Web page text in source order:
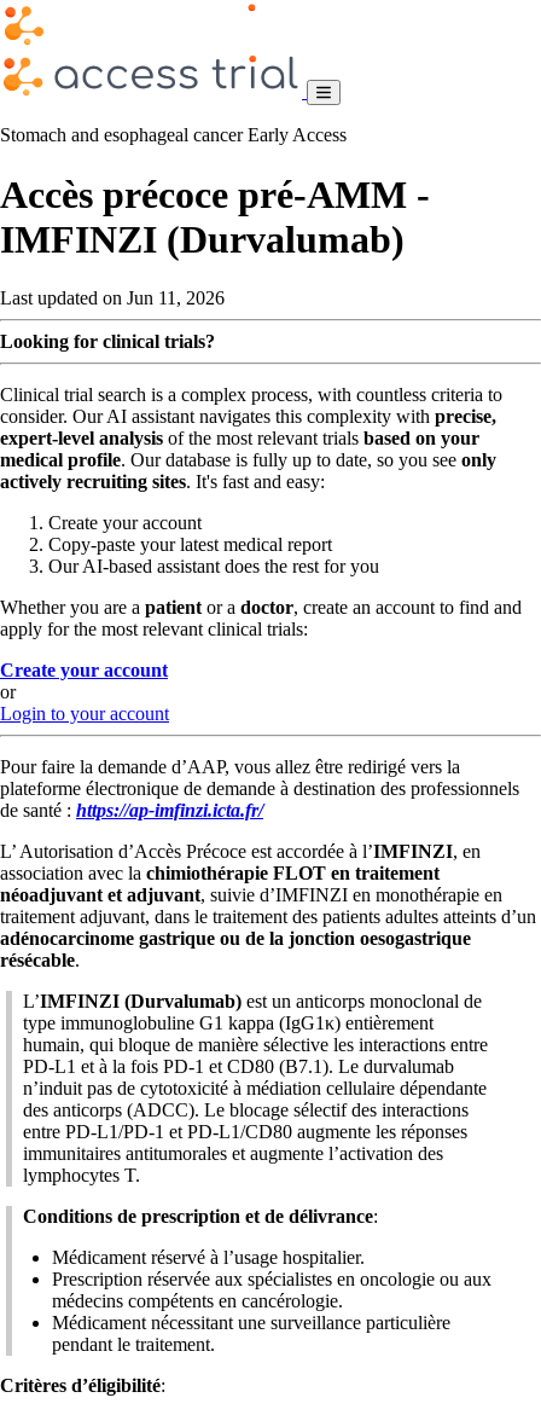
Stomach and esophageal cancerEarly Access
Accès précoce pré-AMM -
IMFINZI (Durvalumab)
Last updated on Jun 11, 2026
Looking for clinical trials?
Clinical trial search is a complex process, with countless criteria to
consider. Our AI assistant navigates this complexity with precise,
expert-level analysis of the most relevant trials based on your
medical profile. Our database is fully up to date, so you see only
actively recruiting sites. It's fast and easy:
Create your account
Copy-paste your latest medical report
Our AI-based assistant does the rest for you
Whether you are a patient or a doctor, create an account to find and
apply for the most relevant clinical trials:
Create your account
or
Login to your account
Pour faire la demande d’AAP, vous allez être redirigé vers la
plateforme électronique de demande à destination des professionnels
de santé : https://ap-imfinzi.icta.fr/
L’ Autorisation d’Accès Précoce est accordée à l’IMFINZI, en
association avec la chimiothérapie FLOT en traitement
néoadjuvant et adjuvant, suivie d’IMFINZI en monothérapie en
traitement adjuvant, dans le traitement des patients adultes atteints d’un
adénocarcinome gastrique ou de la jonction oesogastrique
résécable.
L’IMFINZI (Durvalumab) est un anticorps monoclonal de
type immunoglobuline G1 kappa (IgG1κ) entièrement
humain, qui bloque de manière sélective les interactions entre
PD-L1 et à la fois PD-1 et CD80 (B7.1). Le durvalumab
n’induit pas de cytotoxicité à médiation cellulaire dépendante
des anticorps (ADCC). Le blocage sélectif des interactions
entre PD-L1/PD-1 et PD-L1/CD80 augmente les réponses
immunitaires antitumorales et augmente l’activation des
lymphocytes T.
Conditions de prescription et de délivrance:
Médicament réservé à l’usage hospitalier.
Prescription réservée aux spécialistes en oncologie ou aux
médecins compétents en cancérologie.
Médicament nécessitant une surveillance particulière
pendant le traitement.
Critères d’éligibilité: